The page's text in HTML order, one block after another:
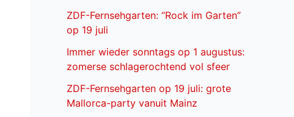
ZDF-Fernsehgarten: “Rock im Garten”
op 19 juli
Immer wieder sonntags op 1 augustus:
zomerse schlagerochtend vol sfeer
ZDF-Fernsehgarten op 19 juli: grote
Mallorca-party vanuit Mainz